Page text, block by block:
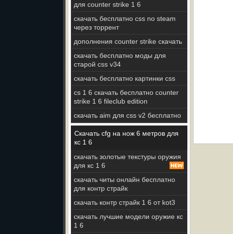
для counter strike 1 6
скачать бесплатно css no steam
через торрент
дополнения counter strike скачать
скачать бесплатно моды для
старой css v34
скачать бесплатно картинки css
cs 1 6 скачать бесплатно counter
strike 1 6 fileclub edition
скачать aim для css v2 бесплатно
Скачать cfg на нож 6 метров для
кс 1 6
скачать золотые текстуры оружия
для кс 1 6
скачать читы онлайн бесплатно
для контр страйк
скачать контр страйк 1 6 от kot3
скачать лучшие модели оружие кс
1 6